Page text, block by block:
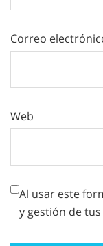
Correo
Web
Al usar este
y gestión de